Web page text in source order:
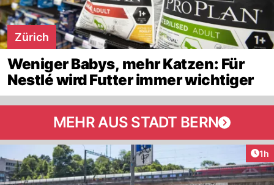
Zürich
Weniger Babys, mehr Katzen: Für
Nestlé wird Futter immer wichtiger
MEHR AUS STADT BERN
1h